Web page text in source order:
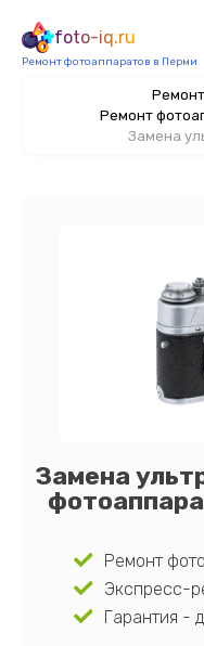
foto-iq.ru
Ремонт фотоаппаратов в Перми
Ремонт
Замена
Замена
Ремонт
Экспресс-
Гарантия -